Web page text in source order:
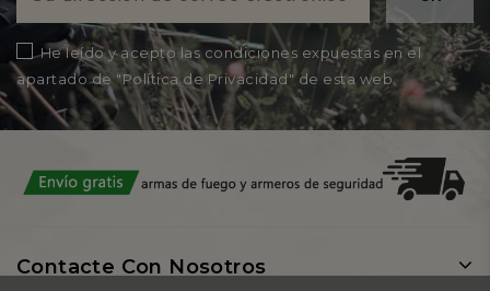
He leído y acepto las condiciones expuestas en el
apartado de "Política de Privacidad" de esta web.
Contacte Con Nosotros